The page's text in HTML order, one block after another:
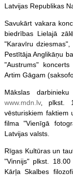
Latvijas Republikas
Savukārt vakara
biedrības Lielajā
"Karavīru
Pestītāja Anglikāņu
"Austrums"
Artim Gāgam
Mākslas
www.mdn.lv, plkst.
vēsturiskiem faktiem
filma "Vienīgā
Latvijas valsts.
Rīgas Kultūras un
"Vinnijs" plkst.
Kārļa Skalbes